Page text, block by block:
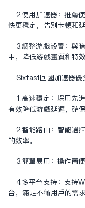
2.使用加速器：推荐
快更稳定，告别卡顿和延
3.调整游戏设置：与
中，降低游戏画质和特
Sixfast回国加速器优
1.高速稳定：采用先
有效降低游戏延迟，确
2.智能路由：智能选
的效率。
3.简单易用：操作简
4.多平台支持：支持
台，满足不同用户的需求